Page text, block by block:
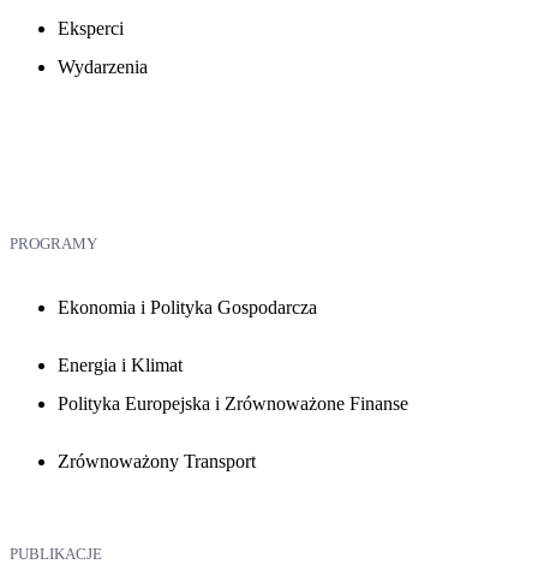
Eksperci
Wydarzenia
PROGRAMY
Ekonomia i Polityka Gospodarcza
Energia i Klimat
Polityka Europejska i Zrównoważone Finanse
Zrównoważony Transport
PUBLIKACJE